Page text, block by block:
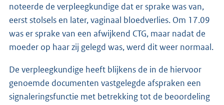
noteerde de verpleegkundige dat er sprake was van,
eerst stolsels en later, vaginaal bloedverlies. Om 17.09
was er sprake van een afwijkend CTG, maar nadat de
moeder op haar zij gelegd was, werd dit weer normaal.
De verpleegkundige heeft blijkens de in de hiervoor
genoemde documenten vastgelegde afspraken een
signaleringsfunctie met betrekking tot de beoordeling